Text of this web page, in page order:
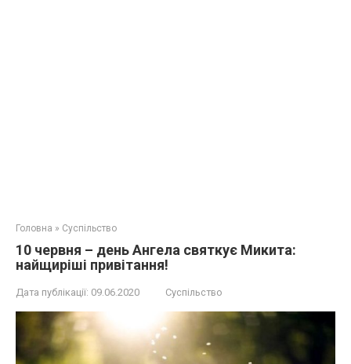
Головна » Суспільство
10 червня – день Ангела святкує Микита:
найщиріші привітання!
Дата публікації: 09.06.2020 Суспільство